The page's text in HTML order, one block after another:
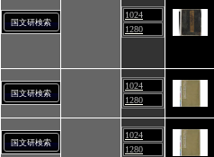
国文研検索
1024
1280
国文研検索
1024
1280
国文研検索
1024
1280